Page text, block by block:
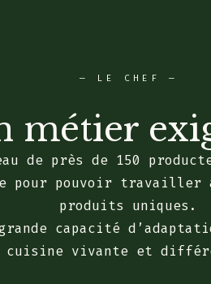
— LE CHEF —
métier
de près de 150
pour pouvoir travailler
produits uniques.
capacité
cuisine vivante et